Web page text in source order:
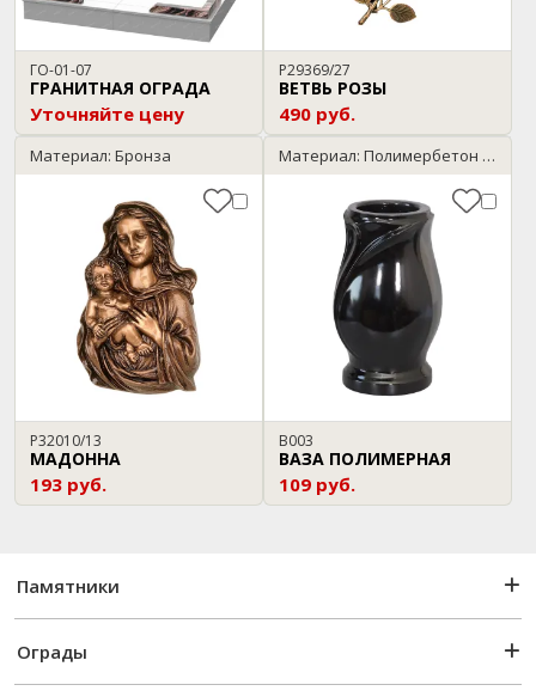
ГО-01-07
ГРАНИТНАЯ ОГРАДА
Уточняйте цену
P29369/27
ВЕТВЬ РОЗЫ
490 руб.
Материал: Бронза
P32010/13
МАДОННА
193 руб.
Материал: Полимербетон / черный
В003
ВАЗА ПОЛИМЕРНАЯ
109 руб.
Памятники
Ограды